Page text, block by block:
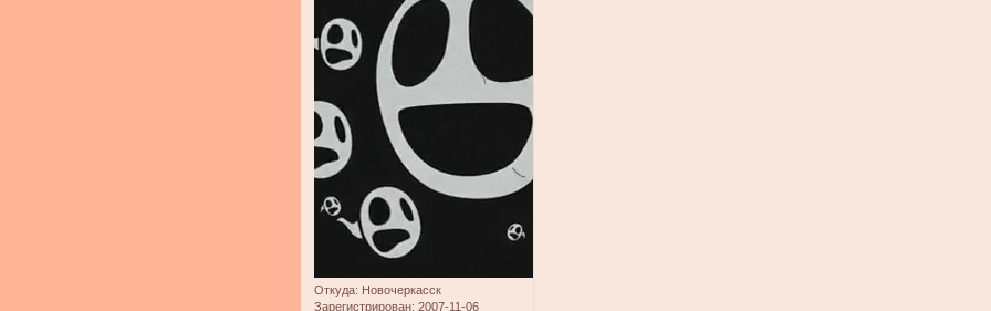
Откуда: Новочеркасск
Зарегистрирован: 2007-11-06